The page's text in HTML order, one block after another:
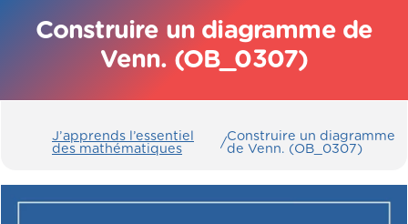
Construire un diagramme de
Venn. (OB_0307)
J’apprends l’essentiel
des mathématiques
/Construire un diagramme
de Venn. (OB_0307)